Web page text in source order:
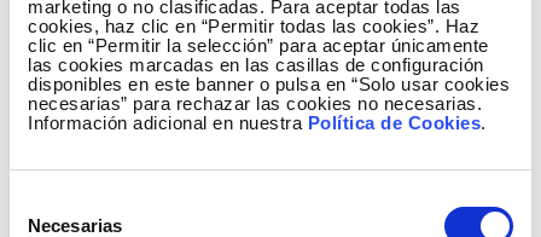
marketing o no clasificadas. Para aceptar todas las
cookies, haz clic en “Permitir todas las cookies”. Haz
clic en “Permitir la selección” para aceptar únicamente
las cookies marcadas en las casillas de configuración
disponibles en este banner o pulsa en “Solo usar cookies
necesarias” para rechazar las cookies no necesarias.
Información adicional en nuestra Política de Cookies.
Necesarias
Organismos públicos de innovación y Centros
Tecnológicos. Todos los agentes somos
necesarios y todos cumplimos un papel en la
cadena de valor de la I+D. El papel de cada
uno de ellos en la transferencia de tecnología
es distinto. Los centros tecnológicos están
investigación aplicada, y las Universidades y